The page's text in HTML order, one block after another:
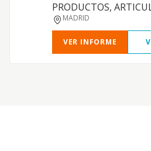
PRODUCTOS,
MADRID
VER INFORME